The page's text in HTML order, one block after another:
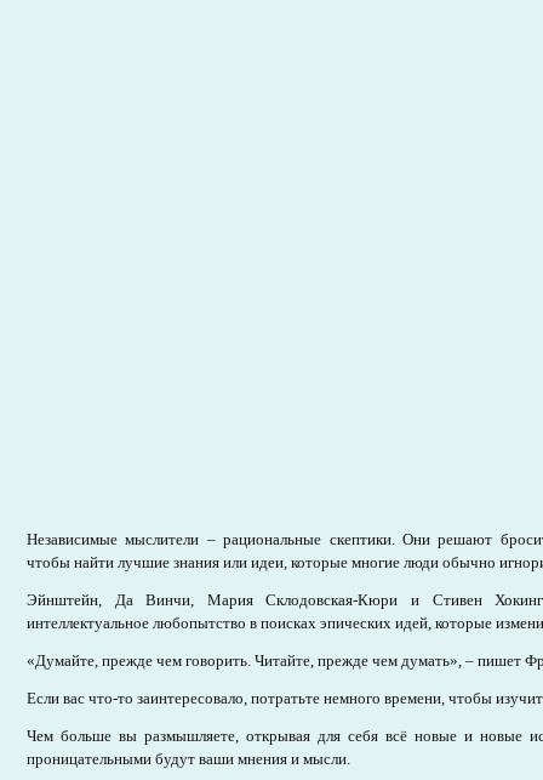
Независимые мыслители – рациональные скептики. Они решают
чтобы найти лучшие знания или идеи, которые многие люди обычно
Эйнштейн, Да Винчи, Мария Склодовская-Кюри и Стивен Хокинг
интеллектуальное любопытство в поисках эпических идей, которые
«Думайте, прежде чем говорить. Читайте, прежде чем думать», – пишет
Если вас что-то заинтересовало, потратьте немного времени, чтобы
Чем больше вы размышляете, открывая для себя всё новые и новые
проницательными будут ваши мнения и мысли.